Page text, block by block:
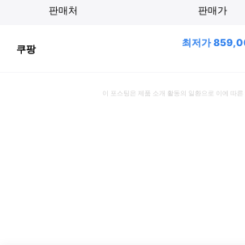
판매처 판매가
쿠팡 최저가
이 포스팅은 제품 소개 활동의 일환으로 이에 따